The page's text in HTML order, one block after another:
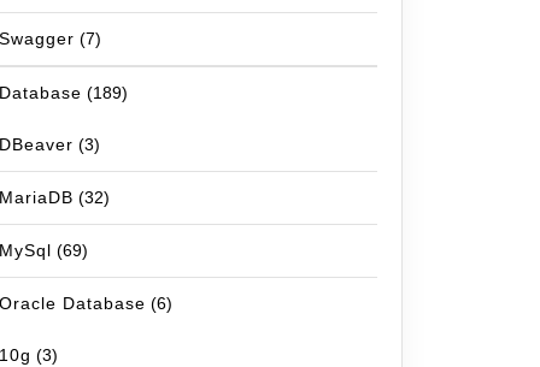
Swagger (7)
Database (189)
DBeaver (3)
MariaDB (32)
MySql (69)
Oracle Database (6)
10g (3)